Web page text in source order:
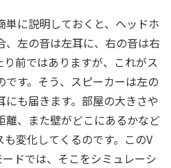
単に説明しておくと、ヘッドホ
、左の音は左耳に、右の音は右
前ではありますが、これがス
です。そう、スピーカーは左の
も届きます。部屋の大きさや
離、また壁がどこにあるかなど
変化してくるのです。このV
ドでは、そこをシミュレーシ